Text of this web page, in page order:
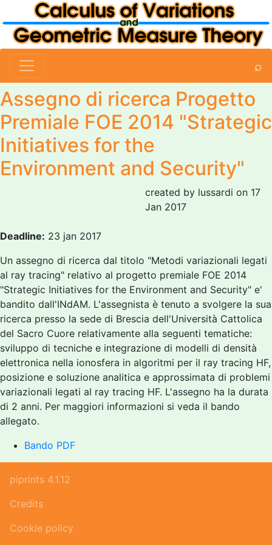
⌕
Assegno di ricerca Progetto
Premiale FOE 2014 "Strategic
Initiatives for the
Environment and Security"
created by lussardi on 17
Jan 2017
Deadline: 23 jan 2017
Un assegno di ricerca dal titolo "Metodi variazionali legati
al ray tracing" relativo al progetto premiale FOE 2014
"Strategic Initiatives for the Environment and Security" e'
bandito dall'INdAM. L'assegnista è tenuto a svolgere la sua
ricerca presso la sede di Brescia dell'Università Cattolica
del Sacro Cuore relativamente alla seguenti tematiche:
sviluppo di tecniche e integrazione di modelli di densità
elettronica nella ionosfera in algoritmi per il ray tracing HF,
posizione e soluzione analitica e approssimata di problemi
variazionali legati al ray tracing HF. L'assegno ha la durata
di 2 anni. Per maggiori informazioni si veda il bando
allegato.
Bando PDF
piprints 4.1.12
Credits
Cookie policy